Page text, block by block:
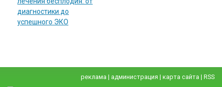
диагностики до
успешного ЭКО
реклама | администрация | карта сайта | RSS